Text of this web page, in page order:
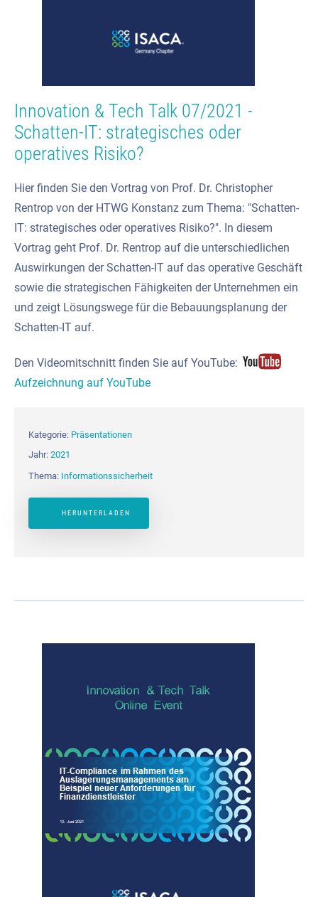
Innovation & Tech Talk 07/2021 -
Schatten-IT: strategisches oder
operatives Risiko?
Hier finden Sie den Vortrag von Prof. Dr. Christopher
Rentrop von der HTWG Konstanz zum Thema: "Schatten-
IT: strategisches oder operatives Risiko?". In diesem
Vortrag geht Prof. Dr. Rentrop auf die unterschiedlichen
Auswirkungen der Schatten-IT auf das operative Geschäft
sowie die strategischen Fähigkeiten der Unternehmen ein
und zeigt Lösungswege für die Bebauungsplanung der
Schatten-IT auf.
Den Videomitschnitt finden Sie auf YouTube:
Aufzeichnung auf YouTube
Kategorie: Präsentationen
Jahr: 2021
Thema: Informationssicherheit
HERUNTERLADEN